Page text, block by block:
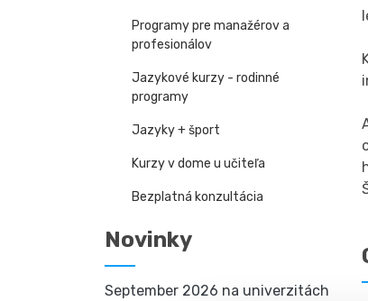
Programy pre manažérov a
profesionálov
Jazykové kurzy - rodinné
programy
Jazyky + šport
Kurzy v dome u učiteľa
Bezplatná konzultácia
Novinky
September 2026 na univerzitách